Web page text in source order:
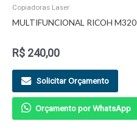
Copiadoras Laser
MULTIFUNCIONAL RICOH M320
R$ 240,00
Solicitar Orçamento
Orçamento por WhatsApp